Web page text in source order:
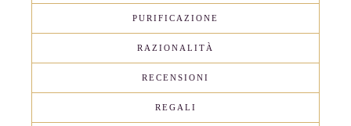
PURIFICAZIONE
RAZIONALITÀ
RECENSIONI
REGALI